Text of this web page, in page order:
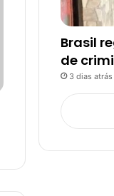
Brasil
de
3 dias atrás